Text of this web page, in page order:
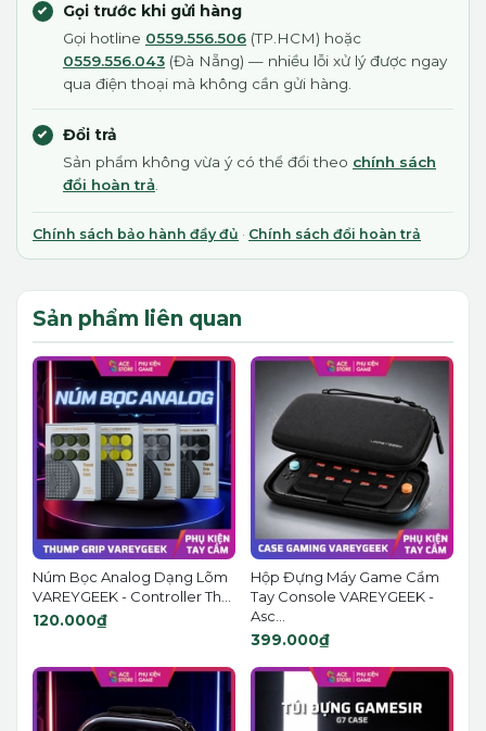
Gọi trước khi gửi hàng
Gọi hotline 0559.556.506 (TP.HCM) hoặc
0559.556.043 (Đà Nẵng) — nhiều lỗi xử lý được ngay
qua điện thoại mà không cần gửi hàng.
Đổi trả
Sản phẩm không vừa ý có thể đổi theo chính sách
đổi hoàn trả
Chính sách bảo hành đầy đủ · Chính sách đổi hoàn trả
Sản phẩm liên quan
Núm Bọc Analog Dạng Lõm
VAREYGEEK - Controller Th...
120.000₫
Hộp Đựng Máy Game Cầm
Tay Console VAREYGEEK -
Asc...
399.000₫